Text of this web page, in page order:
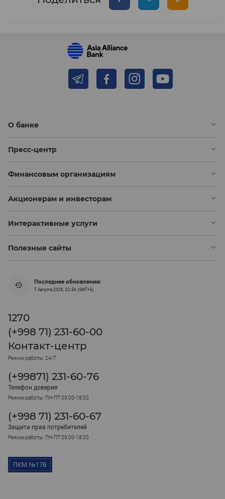
О банке
Пресс-центр
Финансовым организациям
Акционерам и инвесторам
Интерактивные услуги
Полезные сайты
Последнее обновление:
7 Августа 2026, 02:56 (GMT+5)
1270
(+998 71) 231-60-00
Контакт-центр
Режим работы: 24/7
(+99871) 231-60-76
Телефон доверия
Режим работы: ПН-ПТ 09:00-18:00
(+998 71) 231-60-67
Защита прав потребителей
Режим работы: ПН-ПТ 09:00-18:00